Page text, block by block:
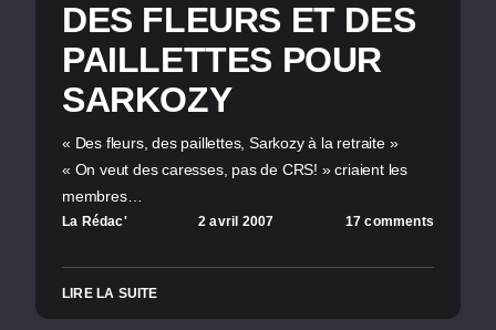
DES FLEURS ET DES
PAILLETTES POUR
SARKOZY
« Des fleurs, des paillettes, Sarkozy à la retraite »
« On veut des caresses, pas de CRS! » criaient les
membres…
La Rédac' 2 avril 2007 17 comments
LIRE LA SUITE